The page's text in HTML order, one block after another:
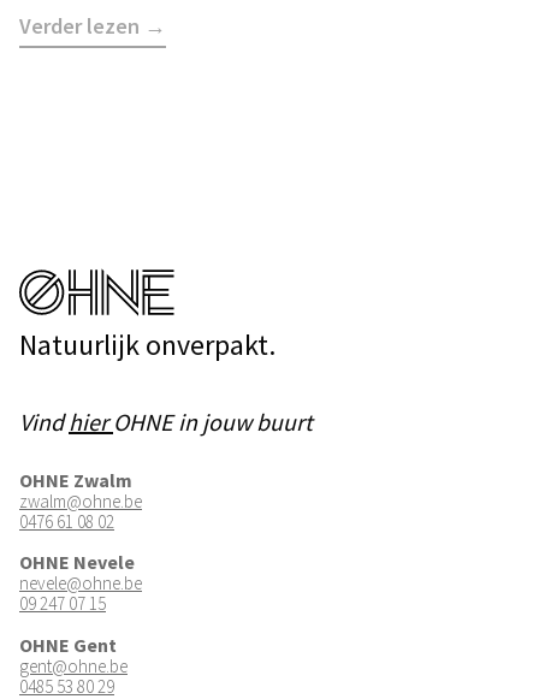
Verder lezen →
Natuurlijk onverpakt.
VindhierOHNE in jouw buurt
OHNE Zwalm
zwalm@ohne.be
0476 61 08 02
OHNE Nevele
nevele@ohne.be
09 247 07 15
OHNE Gent
gent@ohne.be
0485 53 80 29